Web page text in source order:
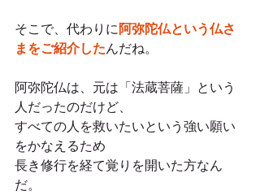
そこで、代わりに阿弥陀仏という仏さ
まをご紹介したんだね。
阿弥陀仏は、元は「法蔵菩薩」という
人だったのだけど、
すべての人を救いたいという強い願い
をかなえるため
長き修行を経て覚りを開いた方なん
だ。